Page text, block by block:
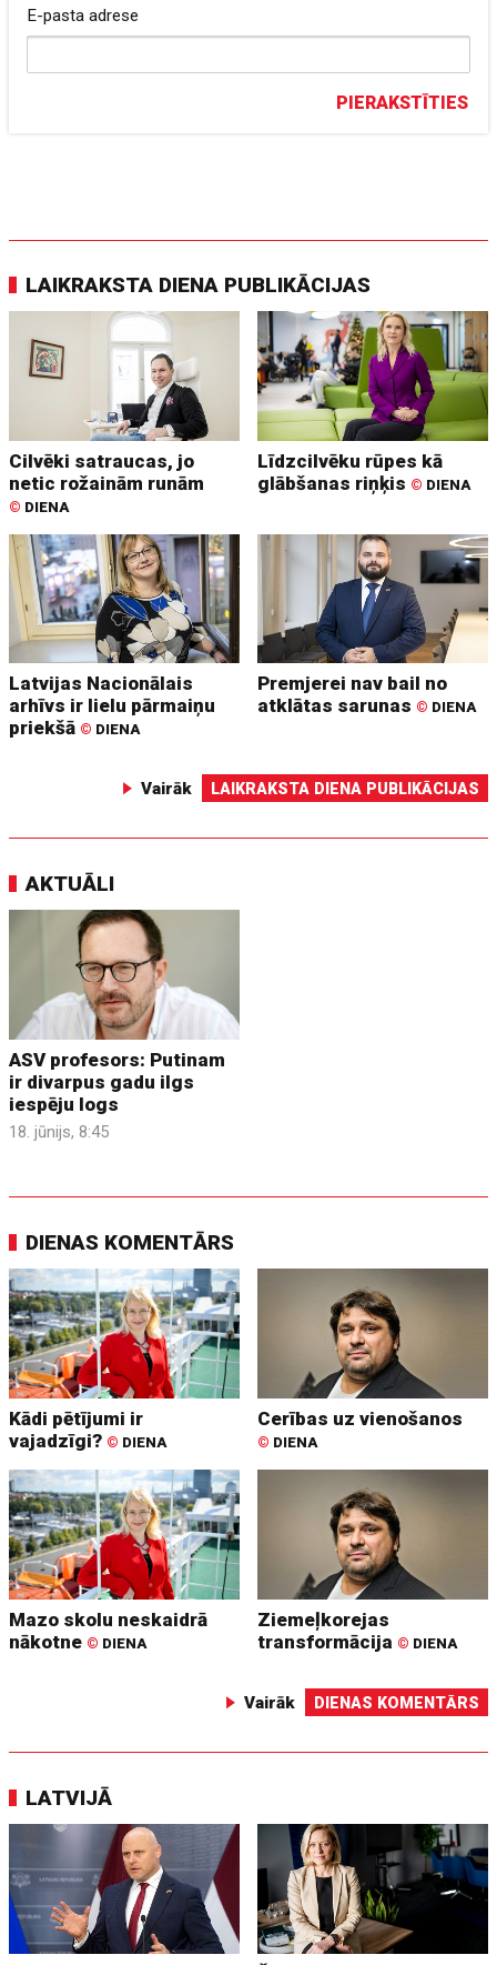
E-pasta adrese
PIERAKSTĪTIES
LAIKRAKSTA DIENA PUBLIKĀCIJAS
Cilvēki satraucas, jo
netic rožainām runām
© DIENA
Līdzcilvēku rūpes kā
glābšanas riņķis © DIENA
Latvijas Nacionālais
arhīvs ir lielu pārmaiņu
priekšā © DIENA
Premjerei nav bail no
atklātas sarunas © DIENA
Vairāk LAIKRAKSTA DIENA PUBLIKĀCIJAS
AKTUĀLI
ASV profesors: Putinam
ir divarpus gadu ilgs
iespēju logs
18. jūnijs, 8:45
DIENAS KOMENTĀRS
Kādi pētījumi ir
vajadzīgi? © DIENA
Cerības uz vienošanos
© DIENA
Mazo skolu neskaidrā
nākotne © DIENA
Ziemeļkorejas
transformācija © DIENA
Vairāk DIENAS KOMENTĀRS
LATVIJĀ